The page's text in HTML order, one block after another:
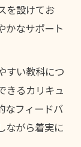
を設けてお
かなサポート
すい教科につ
きるカリキュ
なフィードバ
ながら着実に